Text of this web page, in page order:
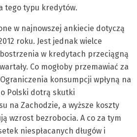
tego typu kredytów.
w najnowszej ankiecie dotyczą
roku. Jest jednak wielce
w kredytach przeciągną
Co mogłoby przemawiać za
konsumpcji wpłyną na
Polski dotrą skutki
na Zachodzie, a wyższe koszty
wzrost bezrobocia. A co za tym
niespłacanych długów i